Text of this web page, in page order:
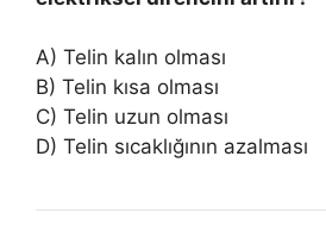
A) Telin kalın olması
B) Telin kısa olması
C) Telin uzun olması
D) Telin sıcaklığının azalması